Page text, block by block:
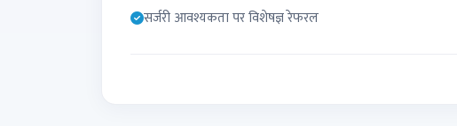
सर्जरी आवश्यकता पर विशेषज्ञ रेफरल